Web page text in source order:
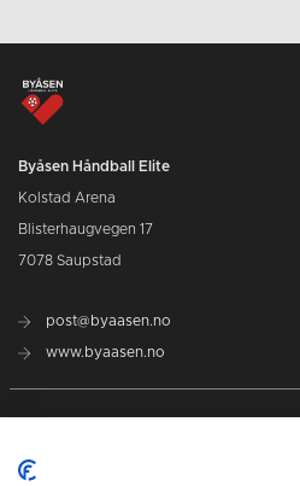
Byåsen Håndball Elite
Kolstad Arena
Blisterhaugvegen 17
7078 Saupstad
post@byaasen.no
www.byaasen.no